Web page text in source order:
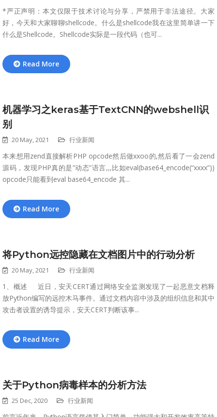
*严正声明：本文仅限于技术讨论与分享，严禁用于非法途径。大家
好，今天和大家聊聊shellcode。什么是shellcode我在这里简单讲一下
什么是Shellcode。Shellcode实际是一段代码（也可...
Read More
机器学习之keras基于TextCNN的webshell识
别
20 May, 2021 行业新闻
本来想用zend直接解析PHP opcode然后做xxoo的,然后看了一会zend
源码，发现PHP真的是”动态”语言,,,比如eval(base64_encode(“xxxx”))
opcode只能看到eval base64_encode 其...
Read More
将Python远控隐藏在文档图片中的行动分析
20 May, 2021 行业新闻
1、概述 近日，安天CERT通过网络安全监测发现了一起恶意文档释
放Python编写的远控木马事件。通过文档内容中涉及的组织信息和其中
攻击者设置的诱导提示，安天CERT判断该事...
Read More
关于Python病毒样本的分析方法
25 Dec, 2020 行业新闻